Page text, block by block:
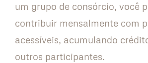
um grupo de consórcio, você
contribuir mensalmente com
acessíveis, acumulando
outros participantes.